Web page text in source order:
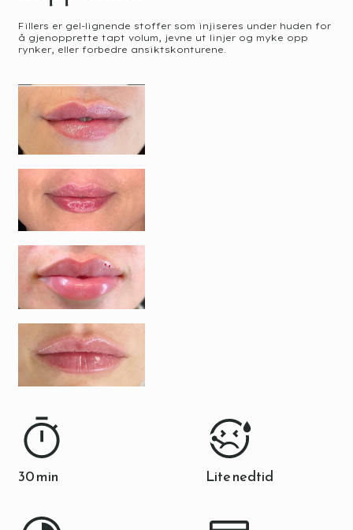
Fillers er gel-lignende stoffer som injiseres under huden for
å gjenopprette tapt volum, jevne ut linjer og myke opp
rynker, eller forbedre ansiktskonturene.
30 min Lite nedtid